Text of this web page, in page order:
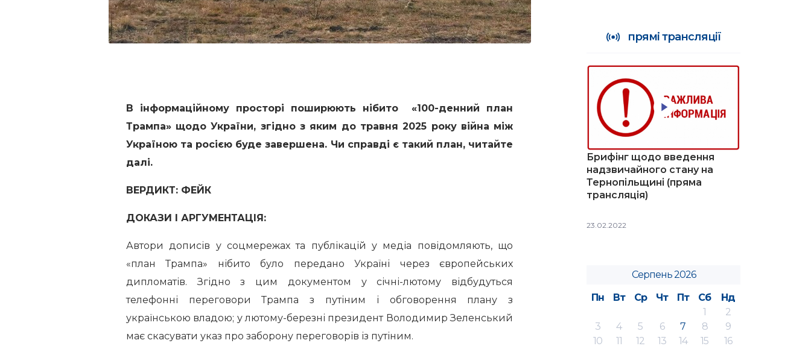
В інформаційному просторі поширюють нібито «100-денний план
Трампа» щодо України, згідно з яким до травня 2025 року війна між
Україною та росією буде завершена. Чи справді є такий план, читайте
далі.
ВЕРДИКТ: ФЕЙК
ДОКАЗИ І АРГУМЕНТАЦІЯ:
Автори дописів у соцмережах та публікацій у медіа повідомляють, що
«план Трампа» нібито було передано Україні через європейських
дипломатів. Згідно з цим документом у січні-лютому відбудуться
телефонні переговори Трампа з путіним і обговорення плану з
українською владою; у лютому-березні президент Володимир Зеленський
має скасувати указ про заборону переговорів із путіним.
прямі трансляції
Брифінг щодо введення
надзвичайного стану на
Тернопільщині (пряма
трансляція)
23.02.2022
Серпень 2026
Пн
Вт Ср Чт Пт Сб
Нд
1
2
3
4 5 6 7 8
9
10
11 12 13 14 15
16